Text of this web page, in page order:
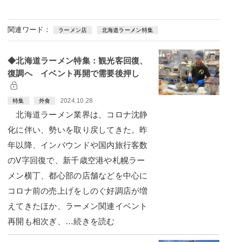
関連ワード： ラーメン店 北海道ラーメン特集
◆北海道ラーメン特集：観光客回復、
復調へ イベント再開で需要後押し
特集 外食 2024.10.28
北海道ラーメン業界は、コロナ沈静
化に伴い、勢いを取り戻してきた。昨
年以降、インバウンドや国内旅行客数
のV字回復で、新千歳空港や札幌ラー
メン横丁、都心部の店舗などを中心に
コロナ前の売上げをしのぐ好調店が増
えてきたほか、ラーメン関連イベント
再開も相次ぎ、…続きを読む